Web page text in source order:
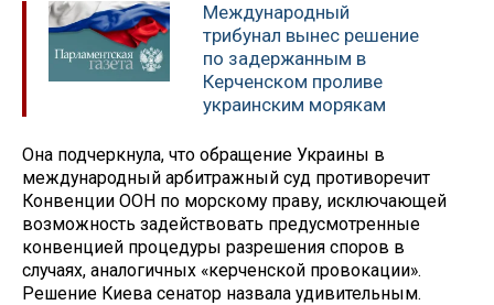
Международный
трибунал вынес решение
по задержанным в
Керченском проливе
украинским морякам
Она подчеркнула, что обращение Украины в
международный арбитражный суд противоречит
Конвенции ООН по морскому праву, исключающей
возможность задействовать предусмотренные
конвенцией процедуры разрешения споров в
случаях, аналогичных «керченской провокации».
Решение Киева сенатор назвала удивительным.